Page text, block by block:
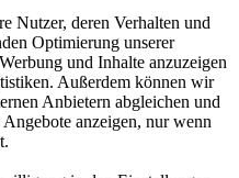
Nutzer, deren Verhalten und
Optimierung unserer
und Inhalte anzuzeigen
Außerdem können wir
Anbietern abgleichen und
anzeigen, nur wenn